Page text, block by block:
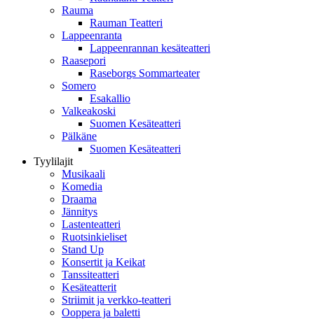
Rauma
Rauman Teatteri
Lappeenranta
Lappeenrannan kesäteatteri
Raasepori
Raseborgs Sommarteater
Somero
Esakallio
Valkeakoski
Suomen Kesäteatteri
Pälkäne
Suomen Kesäteatteri
Tyylilajit
Musikaali
Komedia
Draama
Jännitys
Lastenteatteri
Ruotsinkieliset
Stand Up
Konsertit ja Keikat
Tanssiteatteri
Kesäteatterit
Striimit ja verkko-teatteri
Ooppera ja baletti